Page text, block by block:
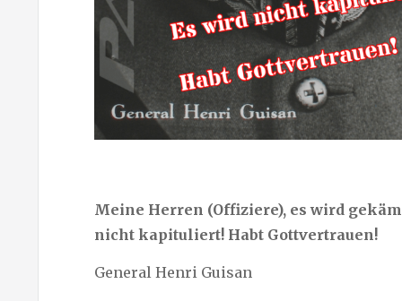
Meine Herren (Offiziere), es wird
nicht kapituliert! Habt Gottvertrauen!
General Henri Guisan